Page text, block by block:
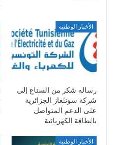
الأخبار الوطنية
رسالة شكر من الستاغ إلى
شركة سونلغاز الجزائرية
على الدعم المتواصل
بالطاقة الكهربائية
الأخبار الوطنية